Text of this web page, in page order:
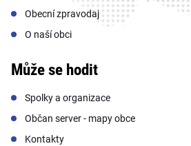
Obecní zpravodaj
O naší obci
Může se hodit
Spolky a organizace
Občan server - mapy obce
Kontakty